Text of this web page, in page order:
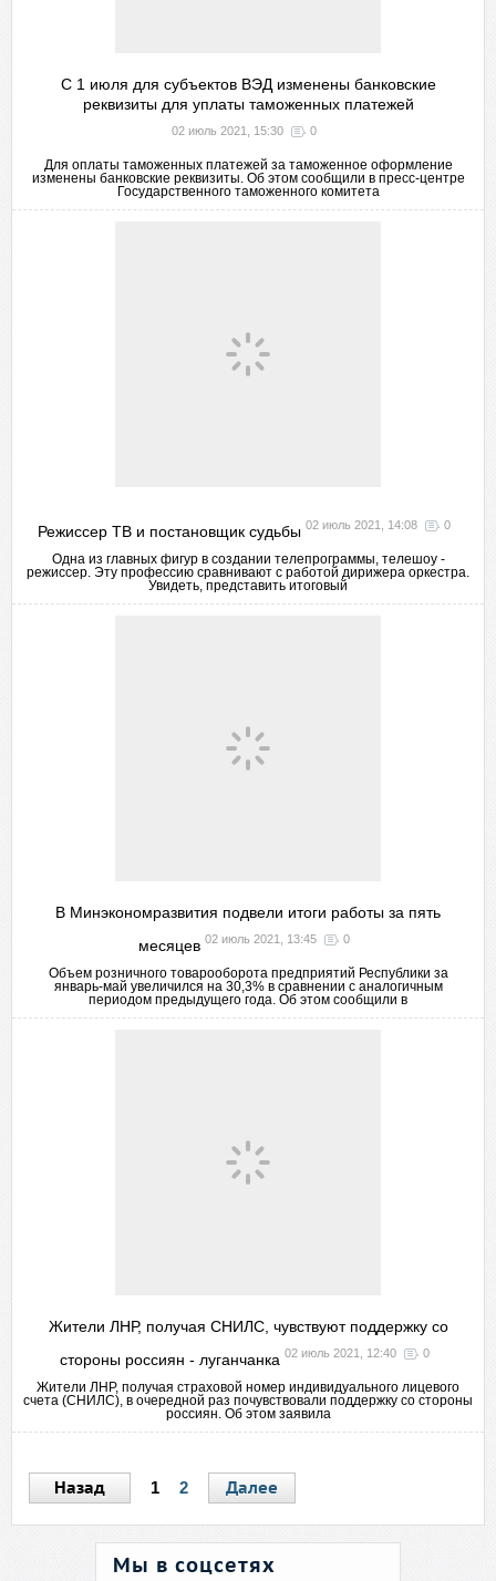
С 1 июля для субъектов ВЭД изменены банковские
реквизиты для уплаты таможенных платежей
02 июль 2021, 15:30 0
Для оплаты таможенных платежей за таможенное оформление
изменены банковские реквизиты. Об этом сообщили в пресс-центре
Государственного таможенного комитета
Режиссер ТВ и постановщик судьбы 02 июль 2021, 14:08 0
Одна из главных фигур в создании телепрограммы, телешоу -
режиссер. Эту профессию сравнивают с работой дирижера оркестра.
Увидеть, представить итоговый
В Минэкономразвития подвели итоги работы за пять
месяцев 02 июль 2021, 13:45 0
Объем розничного товарооборота предприятий Республики за
январь-май увеличился на 30,3% в сравнении с аналогичным
периодом предыдущего года. Об этом сообщили в
Жители ЛНР, получая СНИЛС, чувствуют поддержку со
стороны россиян - луганчанка 02 июль 2021, 12:40 0
Жители ЛНР, получая страховой номер индивидуального лицевого
счета (СНИЛС), в очередной раз почувствовали поддержку со стороны
россиян. Об этом заявила
Назад 1 2 Далее
Мы в соцсетях